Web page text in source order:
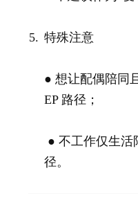
特殊注意
● 想让配偶陪同
EP 路径；
● 不工作仅生活
径。